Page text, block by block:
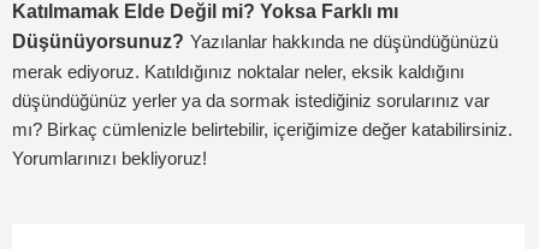
Katılmamak Elde Değil mi? Yoksa Farklı mı
Düşünüyorsunuz? Yazılanlar hakkında ne düşündüğünüzü
merak ediyoruz. Katıldığınız noktalar neler, eksik kaldığını
düşündüğünüz yerler ya da sormak istediğiniz sorularınız var
mı? Birkaç cümlenizle belirtebilir, içeriğimize değer katabilirsiniz.
Yorumlarınızı bekliyoruz!